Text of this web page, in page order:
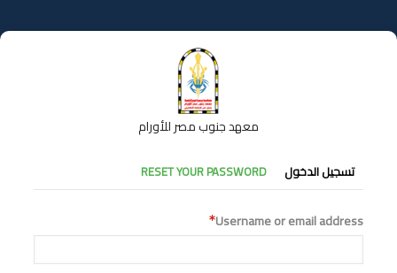
إلى
المحتوى
معهد جنوب مصر للأورام
التبويبات
الأساسية
تسجيل الدخول RESET YOUR PASSWORD
Username or email address